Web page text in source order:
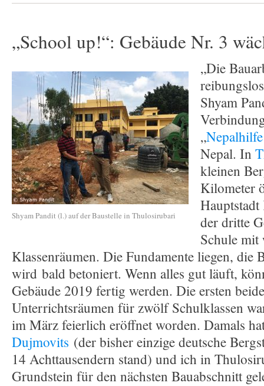
„School up!“: Gebäude Nr. 3
Shyam Pandit (l.) auf der Baustelle in Thulosirubari
„Die
Shyam
„
Nepal. In
kleinen
Kilometer
der dritte
Schule mit
Klassenräumen. Die Fundamente liegen, die
wird bald betoniert. Wenn alles gut läuft,
Gebäude 2019 fertig werden. Die ersten
Unterrichtsräumen für zwölf Schulklassen
im März feierlich eröffnet worden. Damals
Dujmovits (der bisher einzige deutsche
14 Achttausendern stand) und ich in
Grundstein für den nächsten Bauabschnitt